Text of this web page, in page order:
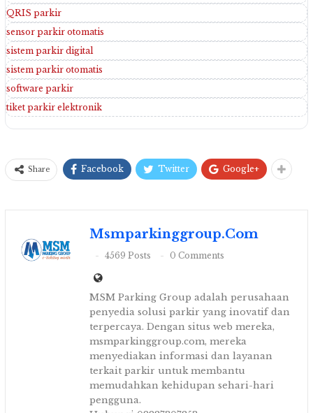
QRIS parkir
sensor parkir otomatis
sistem parkir digital
sistem parkir otomatis
software parkir
tiket parkir elektronik
Share Facebook Twitter Google+
Msmparkinggroup.com
4569 Posts 0 Comments
MSM Parking Group adalah perusahaan
penyedia solusi parkir yang inovatif dan
terpercaya. Dengan situs web mereka,
msmparkinggroup.com, mereka
menyediakan informasi dan layanan
terkait parkir untuk membantu
memudahkan kehidupan sehari-hari
pengguna.